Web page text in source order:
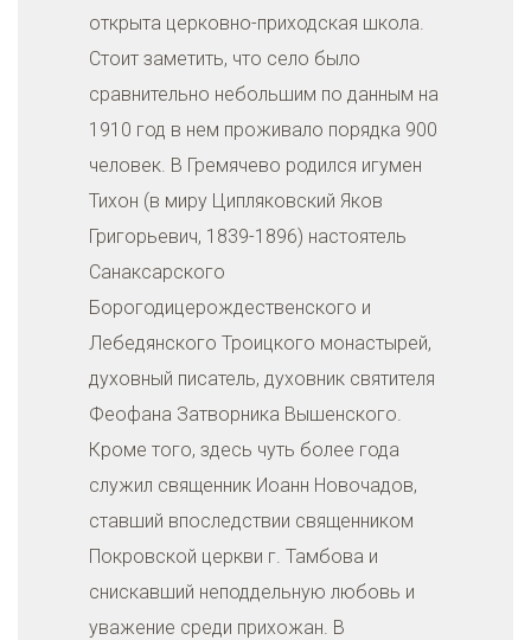
открыта церковно-приходская школа.
Стоит заметить, что село было
сравнительно небольшим по данным на
1910 год в нем проживало порядка 900
человек. В Гремячево родился игумен
Тихон (в миру Ципляковский Яков
Григорьевич, 1839-1896) настоятель
Санаксарского
Борогодицерождественского и
Лебедянского Троицкого монастырей,
духовный писатель, духовник святителя
Феофана Затворника Вышенского.
Кроме того, здесь чуть более года
служил священник Иоанн Новочадов,
ставший впоследствии священником
Покровской церкви г. Тамбова и
снискавший неподдельную любовь и
уважение среди прихожан. В